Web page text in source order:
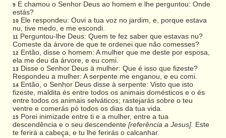
9 E chamou o Senhor Deus ao homem e lhe perguntou: Onde
estás?
10 Ele respondeu: Ouvi a tua voz no jardim, e, porque estava
nu, tive medo, e me escondi.
11
Perguntou-lhe Deus: Quem te fez saber que estavas nu?
Comeste da árvore de que te ordenei que não comesses?
12 Então, disse o homem: A mulher que me deste por esposa,
ela me deu da árvore, e eu comi.
13 Disse o Senhor Deus à mulher: Que é isso que fizeste?
Respondeu a mulher: A serpente me enganou, e eu comi.
14 Então, o Senhor Deus disse à serpente: Visto que isto
fizeste, maldita és entre todos os animais domésticos e o és
entre todos os animais selváticos; rastejarás sobre o teu
ventre e comerás pó todos os dias da tua vida.
15 Porei inimizade entre ti e a mulher, entre a tua
descendência e o seu descendente [referência a Jesus]. Este
te ferirá a cabeça, e tu lhe ferirás o calcanhar.